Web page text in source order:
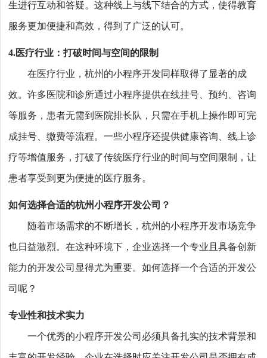
生进行互动和答疑。这种线上与线下结合的方式，使得教育
服务更加便捷和高效，得到了广泛的认可。
4.医疗行业：打破时间与空间的限制
在医疗行业，杭州的小程序开发同样取得了显著的成
效。许多医院和诊所通过小程序提供在线挂号、预约、咨询
等服务，患者无需到医院排长队，只需在手机上操作即可完
成挂号、缴费等流程。一些小程序还提供健康咨询、线上诊
疗等增值服务，打破了传统医疗行业的时间与空间限制，让
患者享受到更为便捷的医疗服务。
如何选择合适的杭州小程序开发公司？
随着市场需求的不断增长，杭州的小程序开发市场竞争
也日益激烈。在这种环境下，企业选择一个专业且具备创新
能力的开发公司显得尤为重要。如何选择一个合适的开发公
司呢？
专业性和技术实力
一个优秀的小程序开发公司必须具备扎实的技术背景和